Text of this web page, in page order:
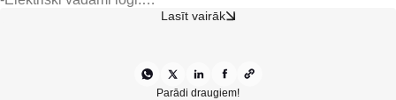
-Elektriski regulējami un apsildāmi spoguļi.
-Automātiskā ātrumkārba.
Lasīt vairāk
Parādi draugiem!